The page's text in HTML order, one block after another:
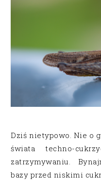
Dziś nietypowo. Nie o
świata techno-
zatrzymywaniu.
bazy przed niskimi